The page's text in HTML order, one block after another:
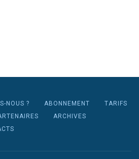
NOUS ? ABONNEMENT
TARIFS
ARCHIVES